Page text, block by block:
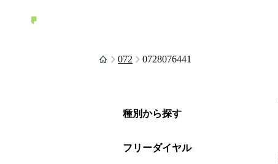
072 0728076441
種別から探す
フリーダイヤル